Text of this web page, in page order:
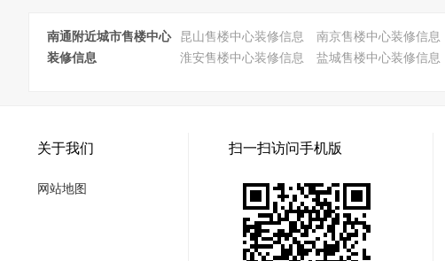
南通附近城市售楼中心
装修信息
昆山售楼中心装修信息 南京售楼中心装修信息
淮安售楼中心装修信息
盐城售楼中心装修信息
关于我们
网站地图
扫一扫访问手机版